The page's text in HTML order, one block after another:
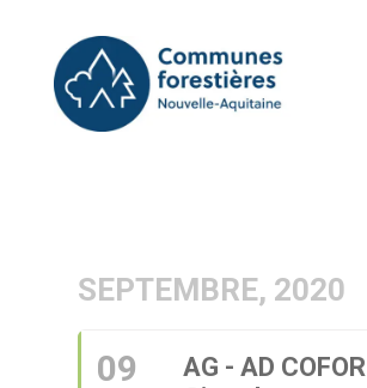
SEPTEMBRE, 2020
09
AG - AD COFOR